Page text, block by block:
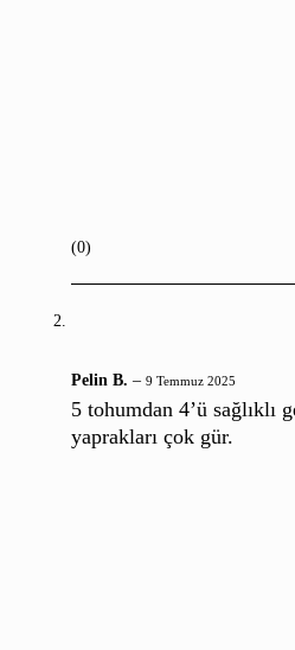
(0)
Pelin B. – 9 Temmuz 2025
5 tohumdan 4’ü sağlıklı
yaprakları çok gür.